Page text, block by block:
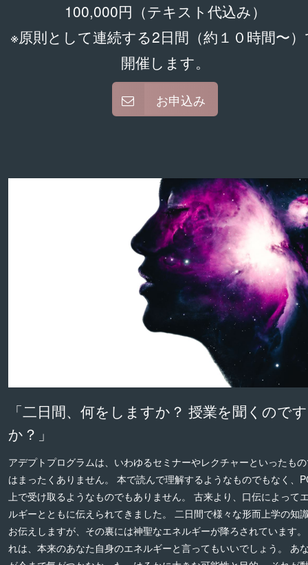
100,000円（テキスト代込み）
※原則として連続する2日間（約１０時間〜
開催します。
お申込み
「二日間、何をしますか？ 授業を聞くのです
か？」
アデプトプログラムは、いわゆるセミナーやレクチャーといったも
はまったくありません。 本で読んで理解するようなものでもなく、
上で受け取るようなものでもありません。 古来より、口伝によって
ルギーとともに伝えられてきました。 二日間で様々な形而上学の知
お伝えしますが、その裏には神聖なエネルギーが降ろされています
れは、本来のあなた自身のエネルギーと言ってもいいでしょう。 あ